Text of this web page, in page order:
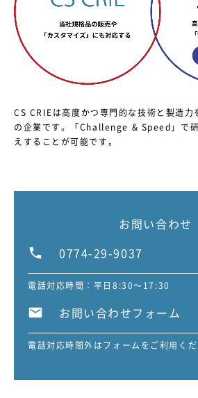
当社は、個人情報の正確性及び安全性確
リティに万全の対策を講じています。
ご本人の照会
お客さまがご本人の個人情報の照会・
望される場合には、ご本人であることを
法令、規範の遵守と見直し
当社は、保有する個人情報に関して適用
お問い合わせ
シーエスクリエ株式会社
電話番号：0774-29-9037
CS CRIEは高度かつ専門的な技術と製造力
の企業です。
「Challenge & Speed」で
えすることが可能です。
お問い合わせ
0774-29-9037
電話対応時間：平日8:30～17:30
お問い合わせフォーム
電話対応時間外はフォームをご利用くだ